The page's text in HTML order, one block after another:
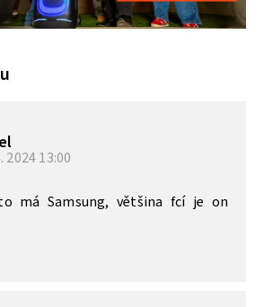
202413:00
má Samsung, většina fcí je on